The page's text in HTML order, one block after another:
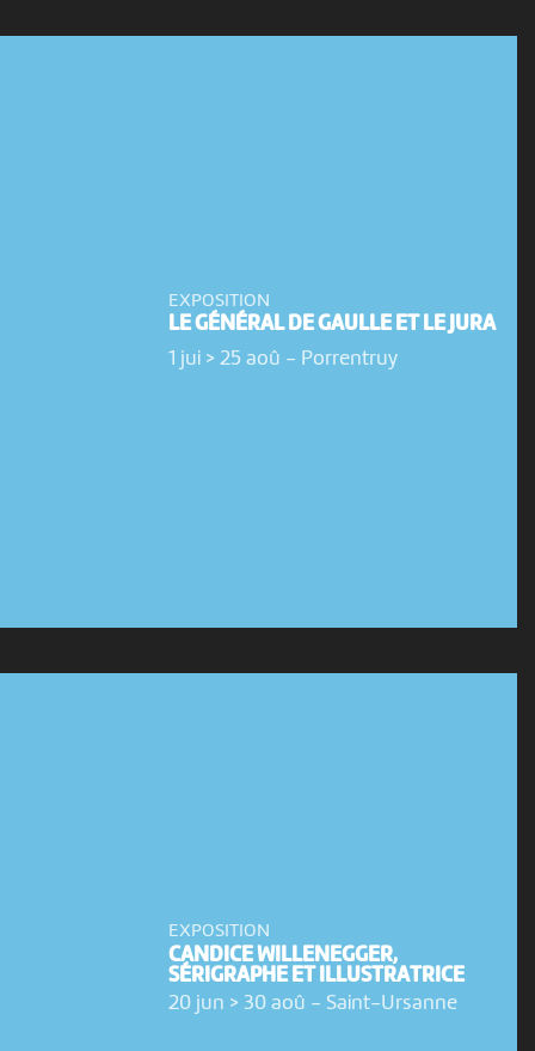
EXPOSITION
LE GÉNÉRAL DE GAULLE ET LE JURA
1 jui > 25 aoû - Porrentruy
EXPOSITION
CANDICE WILLENEGGER,
SÉRIGRAPHE ET ILLUSTRATRICE
20 jun > 30 aoû - Saint-Ursanne